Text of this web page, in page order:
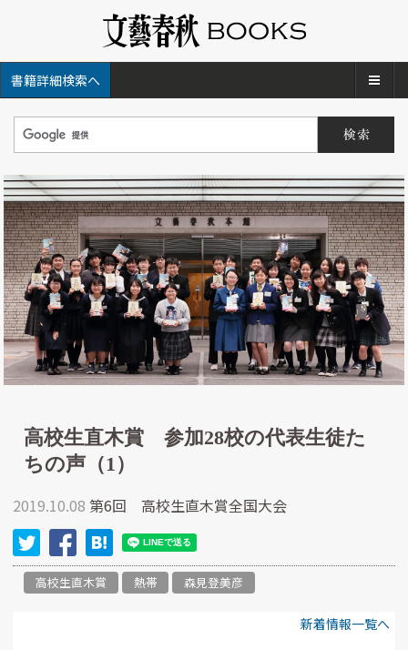
書籍詳細検索へ
高校生直木賞 参加28校の代表生徒た
ちの声（1）
2019.10.08 第6回 高校生直木賞全国大会
高校生直木賞 熱帯 森見登美彦
新着情報一覧へ